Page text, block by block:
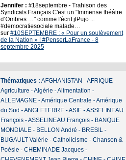
Jennifer : #18septembre - Trahison des
Syndicats Français C'est un "Immense théâtre
d’Ombres …" comme l'écrit jlPujo ...
#democratiesociale malade…
sur #10SEPTEMBRE : « Pour un soulèvement
de la Nation » ! #PenserLaFrance - 8
septembre 2025
Thématiques : AFGHANISTAN -AFRIQUE-
Agriculture -Algérie -Alimentation -
ALLEMAGNE-Amérique Centrale -Amérique
du Sud -ANGLETERRE-ASIE-ASSELINEAU
François-ASSELINEAU François- BANQUE
MONDIALE- BELLON André - BRESIL-
BUGAULT Valérie - Catholicisme - Chanson &
Poésie - CHEMINADE Jacques-